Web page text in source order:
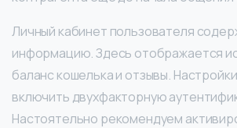
Личный кабинет пользователя
информацию. Здесь отображается
баланс кошелька и отзывы.
включить двухфакторную
Настоятельно рекомендуем